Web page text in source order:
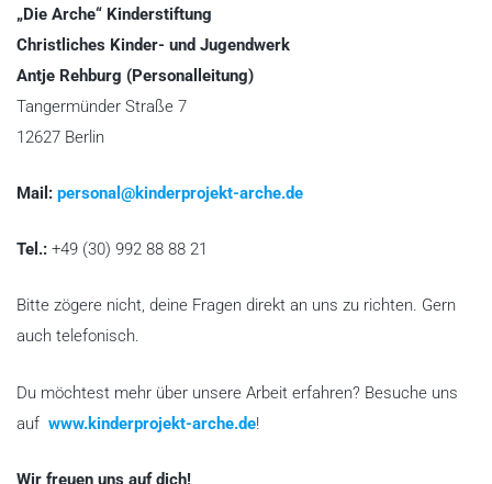
„Die Arche“ Kinderstiftung
Christliches Kinder- und Jugendwerk
Antje Rehburg (Personalleitung)
Tangermünder Straße 7
12627 Berlin
Mail: personal@kinderprojekt-arche.de
Tel.: +49 (30) 992 88 88 21
Bitte zögere nicht, deine Fragen direkt an uns zu richten. Gern
auch telefonisch.
Du möchtest mehr über unsere Arbeit erfahren? Besuche uns
auf www.kinderprojekt-arche.de!
Wir freuen uns auf dich!